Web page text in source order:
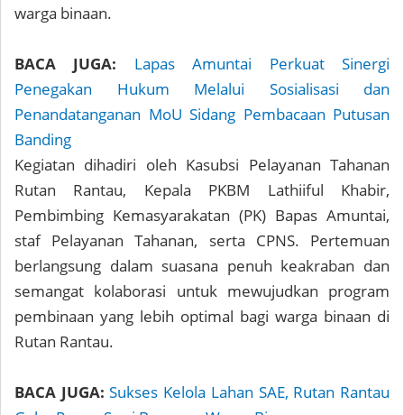
warga binaan.
BACA JUGA:
Lapas Amuntai Perkuat Sinergi
Penegakan Hukum Melalui Sosialisasi dan
Penandatanganan MoU Sidang Pembacaan Putusan
Banding
Kegiatan dihadiri oleh Kasubsi Pelayanan Tahanan
Rutan Rantau, Kepala PKBM Lathiiful Khabir,
Pembimbing Kemasyarakatan (PK) Bapas Amuntai,
staf Pelayanan Tahanan, serta CPNS. Pertemuan
berlangsung dalam suasana penuh keakraban dan
semangat kolaborasi untuk mewujudkan program
pembinaan yang lebih optimal bagi warga binaan di
Rutan Rantau.
BACA JUGA: Sukses Kelola Lahan SAE, Rutan Rantau